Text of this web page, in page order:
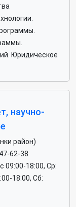
Юридическое
научно-
район)
62-38
09:00-18:00, Ср:
18:00, Сб: